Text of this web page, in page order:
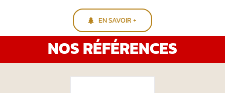
EN SAVOIR +
NOS RÉFÉRENCES